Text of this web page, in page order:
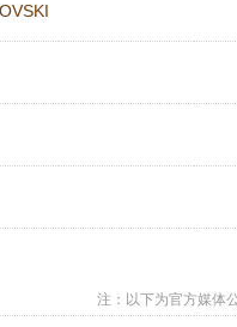
注：以下为官方媒体